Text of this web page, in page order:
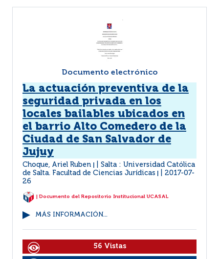
Documento electrónico
La actuación preventiva de la
seguridad privada en los
locales bailables ubicados en
el barrio Alto Comedero de la
Ciudad de San Salvador de
Jujuy
Choque, Ariel Ruben
Salta : Universidad Católica
de Salta. Facultad de Ciencias Jurídicas
2017-07-
26
| Documento del Repositorio Institucional UCASAL
MÁS INFORMACIÓN...
56 Vistas